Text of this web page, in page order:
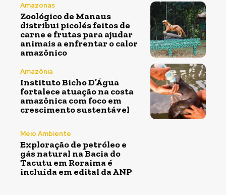
Amazonas
Zoológico de Manaus
distribui picolés feitos de
carne e frutas para ajudar
animais a enfrentar o calor
amazônico
Amazônia
Instituto Bicho D’Água
fortalece atuação na costa
amazônica com foco em
crescimento sustentável
Meio Ambiente
Exploração de petróleo e
gás natural na Bacia do
Tacutu em Roraima é
incluída em edital da ANP